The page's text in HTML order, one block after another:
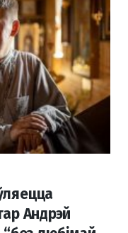
Андрэй